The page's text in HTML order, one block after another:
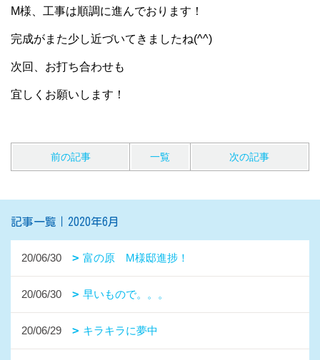
M様、工事は順調に進んでおります！
完成がまた少し近づいてきましたね(^^)
次回、お打ち合わせも
宜しくお願いします！
前の記事 一覧 次の記事
記事一覧｜2020年6月
20/06/30 富の原 M様邸進捗！
20/06/30 早いもので。。。
20/06/29 キラキラに夢中